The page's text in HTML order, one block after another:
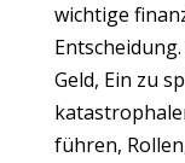
wichtige
Entscheidung
Geld, Ein zu
führen,